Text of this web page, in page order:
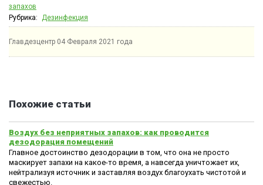
запахов
Рубрика: Дезинфекция
Главдезцентр 04 Февраля 2021 года
Похожие статьи
Воздух без неприятных запахов: как проводится
дезодорация помещений
Главное достоинство дезодорации в том, что она не просто
маскирует запахи на какое-то время, а навсегда уничтожает их,
нейтрализуя источник и заставляя воздух благоухать чистотой и
свежестью.